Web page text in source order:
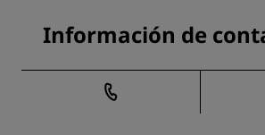
Información de